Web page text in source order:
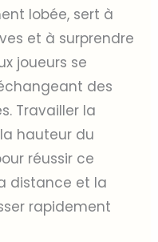
lobée, sert à
et à surprendre
joueurs se
des
Travailler la
hauteur du
réussir ce
distance et la
rapidement